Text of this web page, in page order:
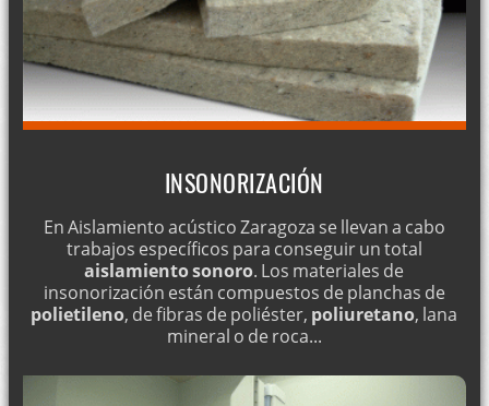
INSONORIZACIÓN
En Aislamiento acústico Zaragoza se llevan a cabo
trabajos específicos para conseguir un total
aislamiento sonoro. Los materiales de
insonorización están compuestos de planchas de
polietileno, de fibras de poliéster, poliuretano, lana
mineral o de roca...